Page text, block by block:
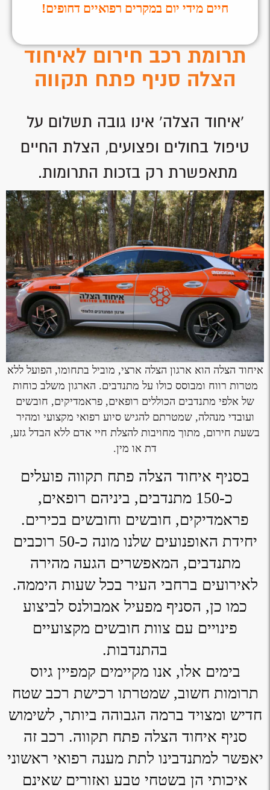
חיים מידי יום במקרים רפואיים דחופים!
תרומת רכב חירום לאיחוד
הצלה סניף פתח תקווה
'איחוד הצלה' אינו גובה תשלום על
טיפול בחולים ופצועים, הצלת החיים
מתאפשרת רק בזכות התרומות.
איחוד הצלה הוא ארגון הצלה ארצי, מוביל בתחומו, הפועל ללא
מטרות רווח ומבוסס כולו על מתנדבים. הארגון משלב כוחות
של אלפי מתנדבים הכוללים רופאים, פראמדיקים, חובשים
ועובדי מנהלה, שמטרתם להגיש סיוע רפואי מקצועי ומהיר
בשעת חירום, מתוך מחויבות להצלת חיי אדם ללא הבדל גזע,
דת או מין.
בסניף איחוד הצלה פתח תקווה פועלים
כ-150 מתנדבים, ביניהם רופאים,
פראמדיקים, חובשים וחובשים בכירים.
יחידת האופנועים שלנו מונה כ-50 רוכבים
מתנדבים, המאפשרים הגעה מהירה
לאירועים ברחבי העיר בכל שעות היממה.
כמו כן, הסניף מפעיל אמבולנס לביצוע
פינויים עם צוות חובשים מקצועיים
בהתנדבות.
בימים אלו, אנו מקיימים קמפיין גיוס
תרומות חשוב, שמטרתו רכישת רכב שטח
חדיש ומצויד ברמה הגבוהה ביותר, לשימוש
סניף איחוד הצלה פתח תקווה. רכב זה
יאפשר למתנדבינו לתת מענה רפואי ראשוני
איכותי הן בשטחי טבע ואזורים שאינם